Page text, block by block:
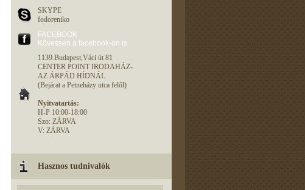
SKYPE
fodoreniko
FACEBOOK
Kövessen a facebook-on is
1139.Budapest,Váci út 81
CENTER POINT IRODAHÁZ-
AZ ÁRPÁD HÍDNÁL
(Bejárat a Petneházy utca felől)
Nyitvatartás:
H-P 10:00-18:00
Szo: ZÁRVA
V: ZÁRVA
Hasznos tudnivalók